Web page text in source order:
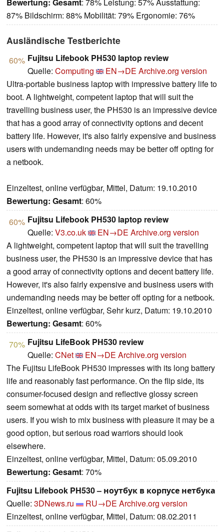
Bewertung: Gesamt: 78% Leistung: 57% Ausstattung:
87% Bildschirm: 88% Mobilität: 79% Ergonomie: 76%
Ausländische Testberichte
60% Fujitsu Lifebook PH530 laptop review
Quelle: Computing EN→DE Archive.org version
Ultra-portable business laptop with impressive battery life to
boot. A lightweight, competent laptop that will suit the
travelling business user, the PH530 is an impressive device
that has a good array of connectivity options and decent
battery life. However, it's also fairly expensive and business
users with undemanding needs may be better off opting for
a netbook.
Einzeltest, online verfügbar, Mittel, Datum: 19.10.2010
Bewertung: Gesamt: 60%
60% Fujitsu Lifebook PH530 laptop review
Quelle: V3.co.uk EN→DE Archive.org version
A lightweight, competent laptop that will suit the travelling
business user, the PH530 is an impressive device that has
a good array of connectivity options and decent battery life.
However, it's also fairly expensive and business users with
undemanding needs may be better off opting for a netbook.
Einzeltest, online verfügbar, Sehr kurz, Datum: 19.10.2010
Bewertung: Gesamt: 60%
70% Fujitsu LifeBook PH530 review
Quelle: CNet EN→DE Archive.org version
The Fujitsu LifeBook PH530 impresses with its long battery
life and reasonably fast performance. On the flip side, its
consumer-focused design and reflective glossy screen
seem somewhat at odds with its target market of business
users. If you wish to mix business with pleasure it may be a
good option, but serious road warriors should look
elsewhere.
Einzeltest, online verfügbar, Mittel, Datum: 05.09.2010
Bewertung: Gesamt: 70%
Fujitsu Lifebook PH530 – ноутбук в корпусе нетбука
Quelle: 3DNews.ru RU→DE Archive.org version
Einzeltest, online verfügbar, Mittel, Datum: 08.02.2011